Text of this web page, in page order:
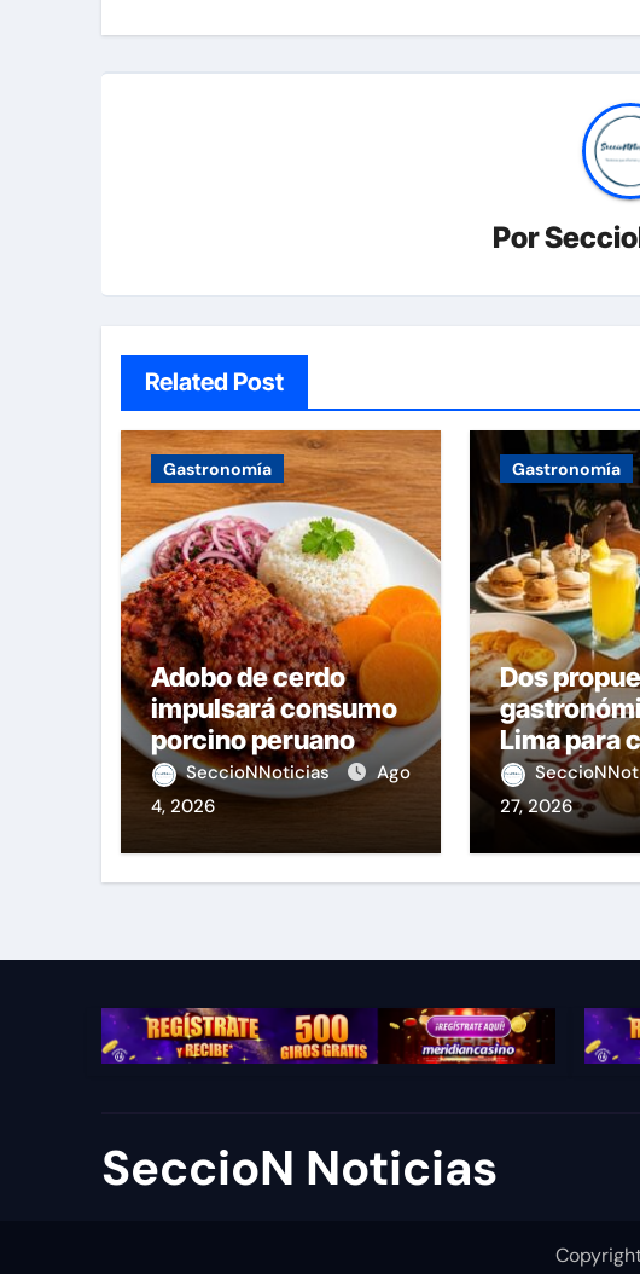
Por
Related Post
Gastronomía
Adobo de cerdo
impulsará consumo
porcino peruano
SeccioNNoticias
Ago
4, 2026
Gastronomía
Dos
Lima para
Fiestas
27, 2026
SeccioN Noticias